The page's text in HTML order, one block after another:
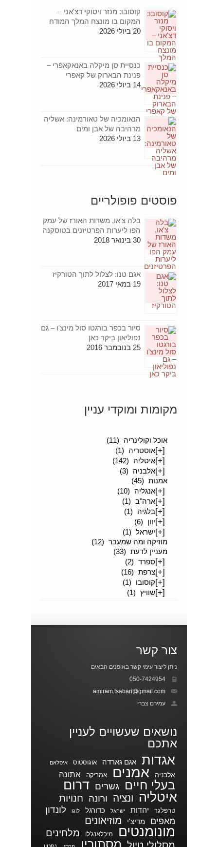
קוסובו: מנזר ויסוקי דצ'אני –
המקום בו מונצח המלך המודח
20 ביולי 2026
כנסיית סן מיקלה באנאקאפרי –
פנינת הבארוק של קאפרי
14 ביולי 2026
הנאומכיה של טאורמינה: אשליה
מרהיבה של אבן ומים
13 ביולי 2026
פוסטים פופולריים
בלה צ'או, משדות האורז של עמק
הפו ליערות הפרטיזנים בטוסקנה
30 בינואר 2018
אגם טנו: לצלול לתוך הטורקיז
19 במאי 2017
סיור בכפר בורגטו סול מינצ'ו – גם
נפוליאון ביקר כאן
25 בנובמבר 2016
מקומות ומוקדי עניין
אוכל וקולינריה
(11)
[+]אוסטריה (1)
[+]איטליה (142)
[+]אלבניה
(3)
אמנות (45)
[+]אנגליה (10)
[+]ארה"ב (1)
[+]בלגיה (1)
[+]יוון (6)
[+]ישראל (1)
מוזיקה ומה שמעבר (12)
מעניין לדעת (33)
[+]ספרד (2)
[+]צרפת (16)
[+]קוסובו (1)
[+]שוויץ (1)
צור קשר
ניתן ליצור עימי קשר באופנים הבאים
050-7424954
amiram.tsabari@gmail.com
עמירם צברי
נושאים שעשויים לעניין
אתכם
אגדות אגם גארדה אוגוסטוס איסלאם
אלבניה אמנים אמריקה אתונה
בעלי חיים גשרים דרום
איטליה
ונציה ורונה חנויות
טרפלגר יהדות ישראל כדורגל לוגו לונדון
מאפים מדיצ'י מוזיאונים
מונומנטים מיכלאנג'לו
מלחינים
מסלולי טיול מסתורין